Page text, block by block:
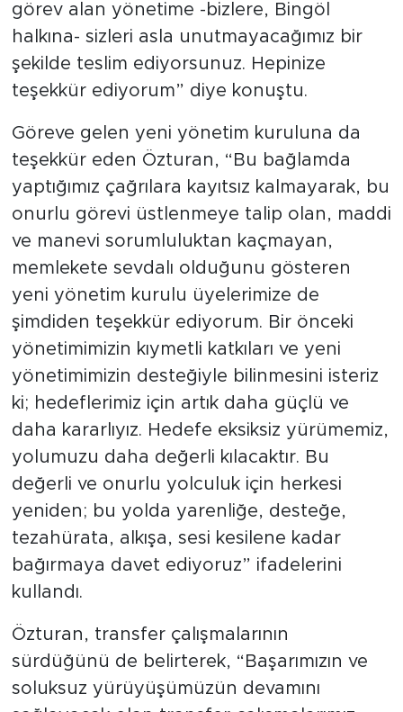
görev alan yönetime -bizlere, Bingöl
halkına- sizleri asla unutmayacağımız bir
şekilde teslim ediyorsunuz. Hepinize
teşekkür ediyorum” diye konuştu.
Göreve gelen yeni yönetim kuruluna da
teşekkür eden Özturan, “Bu bağlamda
yaptığımız çağrılara kayıtsız kalmayarak, bu
onurlu görevi üstlenmeye talip olan, maddi
ve manevi sorumluluktan kaçmayan,
memlekete sevdalı olduğunu gösteren
yeni yönetim kurulu üyelerimize de
şimdiden teşekkür ediyorum. Bir önceki
yönetimimizin kıymetli katkıları ve yeni
yönetimimizin desteğiyle bilinmesini isteriz
ki; hedeflerimiz için artık daha güçlü ve
daha kararlıyız. Hedefe eksiksiz yürümemiz,
yolumuzu daha değerli kılacaktır. Bu
değerli ve onurlu yolculuk için herkesi
yeniden; bu yolda yarenliğe, desteğe,
tezahürata, alkışa, sesi kesilene kadar
bağırmaya davet ediyoruz” ifadelerini
kullandı.
Özturan, transfer çalışmalarının
sürdüğünü de belirterek, “Başarımızın ve
soluksuz yürüyüşümüzün devamını